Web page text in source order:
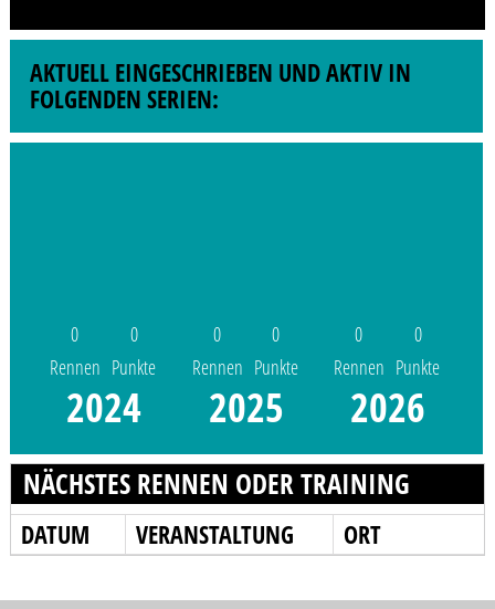
AKTUELL EINGESCHRIEBEN UND AKTIV IN
FOLGENDEN SERIEN:
0
Rennen
0
Punkte
2024
0
Rennen
0
Punkte
2025
0
Rennen
0
Punkte
2026
NÄCHSTES RENNEN ODER TRAINING
DATUM VERANSTALTUNG ORT